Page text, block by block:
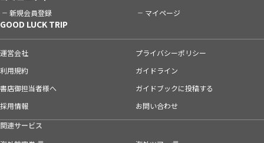
新規会員登録 マイページ
GOOD LUCK TRIP
運営会社
プライバシーポリシー
利用規約
ガイドライン
書店御担当者様へ
ガイドブックに投稿する
採用情報
お問い合わせ
関連サービス